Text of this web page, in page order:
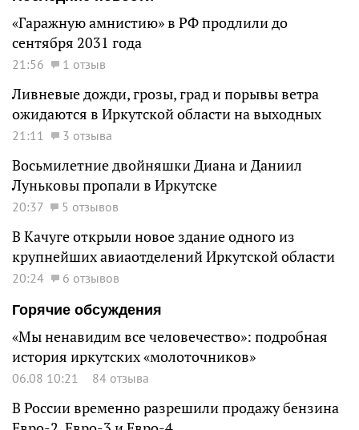
«Гаражную амнистию» в РФ продлили до
сентября 2031 года
21:56 1 отзыв
Ливневые дожди, грозы, град и порывы ветра
ожидаются в Иркутской области на выходных
21:11 3 отзыва
Восьмилетние двойняшки Диана и Даниил
Луньковы пропали в Иркутске
20:37 5 отзывов
В Качуге открыли новое здание одного из
крупнейших авиаотделений Иркутской области
20:24
6 отзывов
Горячие обсуждения
«Мы ненавидим все человечество»: подробная
история иркутских «молоточников»
06.08 10:21 84 отзыва
В России временно разрешили продажу бензина